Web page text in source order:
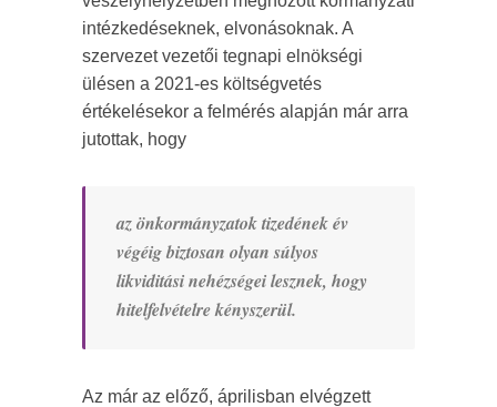
intézkedéseknek, elvonásoknak. A
szervezet vezetői tegnapi elnökségi
ülésen a 2021-es költségvetés
értékelésekor a felmérés alapján már arra
jutottak, hogy
az önkormányzatok tizedének év
végéig biztosan olyan súlyos
likviditási nehézségei lesznek, hogy
hitelfelvételre kényszerül.
Az már az előző, áprilisban elvégzett